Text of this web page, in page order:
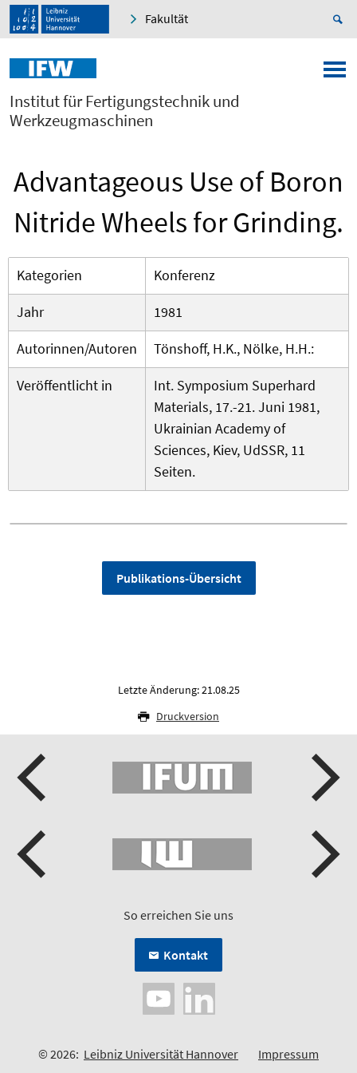
Fakultät
Institut für Fertigungstechnik und
Werkzeugmaschinen
Advantageous Use of Boron
Nitride Wheels for Grinding.
Kategorien
Konferenz
Jahr
1981
Autorinnen/Autoren
Tönshoff, H.K., Nölke, H.H.:
Veröffentlicht in
Int. Symposium Superhard
Materials, 17.-21. Juni 1981,
Ukrainian Academy of
Sciences, Kiev, UdSSR, 11
Seiten.
Publikations-Übersicht
Letzte Änderung: 21.08.25
Druckversion
So erreichen Sie uns
Kontakt
© 2026: Leibniz Universität Hannover Impressum